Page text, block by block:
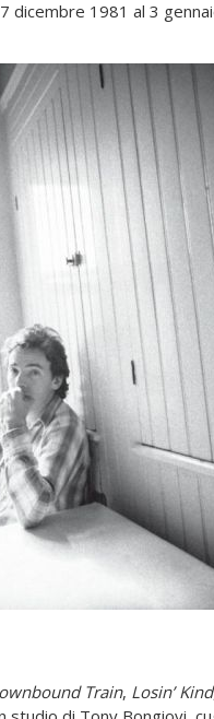
dicembre 1981 al 3
Train, Losin’ Kind